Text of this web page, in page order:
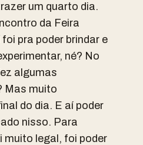
um quarto dia.
da Feira
pra poder brindar e
né? No
algumas
Mas muito
do dia. E aí poder
nisso. Para
muito legal, foi poder